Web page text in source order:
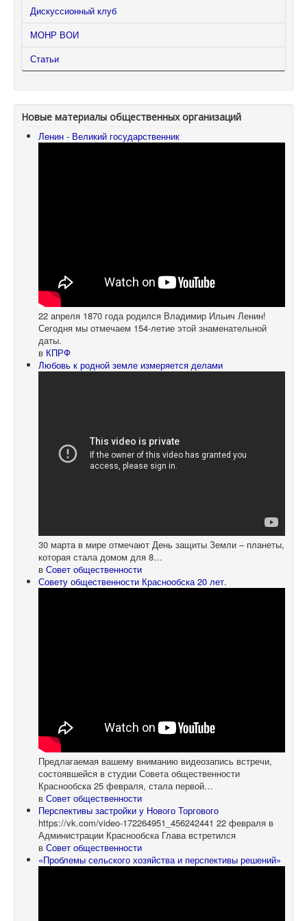
Дискуссионный клуб
МОНР ВОИ
Статьи
Новые материалы общественных организаций
Ленин - Великий государственник
22 апреля 1870 года родился Владимир Ильич Ленин!
Сегодня мы отмечаем 154-летие этой знаменательной
даты.
в КПРФ
Любовь к родной земле измеряется делами
30 марта в мире отмечают День защиты Земли – планеты,
которая стала домом для 8…
в Совет общественности
Совету общественности Краснообска 20 лет.
Предлагаемая вашему вниманию видеозапись встречи,
состоявшейся в студии Совета общественности
Краснообска 25 февраля, стала первой…
в Совет общественности
Перспективы застройки у Нового Торгового
https://vk.com/video-172264951_456242441 22 февраля в
Администрации Краснообска Глава встретился
в Совет общественности
«Проблемы сельского хозяйства и перспективы решений»